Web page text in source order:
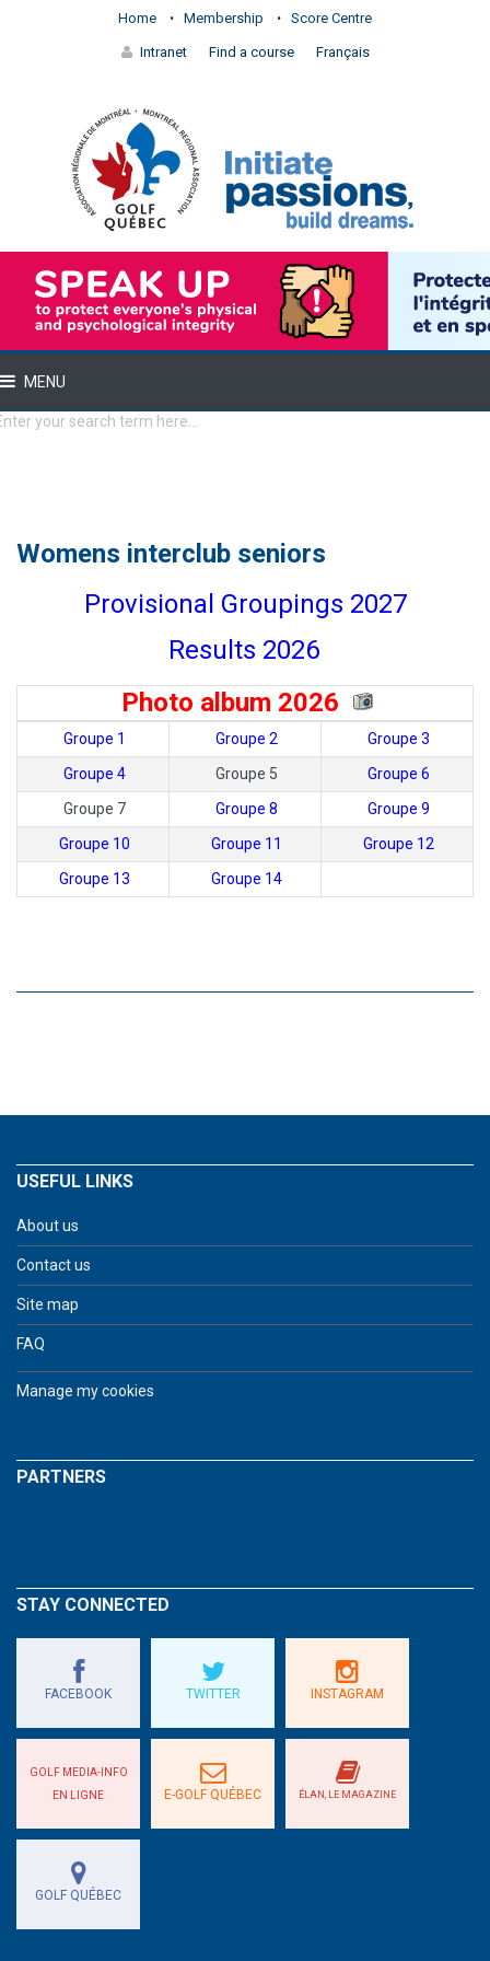
Home Membership Score Centre
Intranet Find a course Français
MENU
Womens interclub seniors
Provisional Groupings 2027
Results 2026
Photo album 2026
Groupe 1 Groupe 2
Groupe 3
Groupe 4
Groupe 5
Groupe 6
Groupe 7
Groupe 8
Groupe 9
Groupe 10
Groupe 11
Groupe 12
Groupe 13
Groupe 14
USEFUL LINKS
About us
Contact us
Site map
FAQ
Manage my cookies
PARTNERS
STAY CONNECTED
FACEBOOK TWITTER INSTAGRAM
GOLF MEDIA-INFO
EN LIGNE
E-GOLF QUÉBEC ÉLAN, LE MAGAZINE
GOLF QUÉBEC